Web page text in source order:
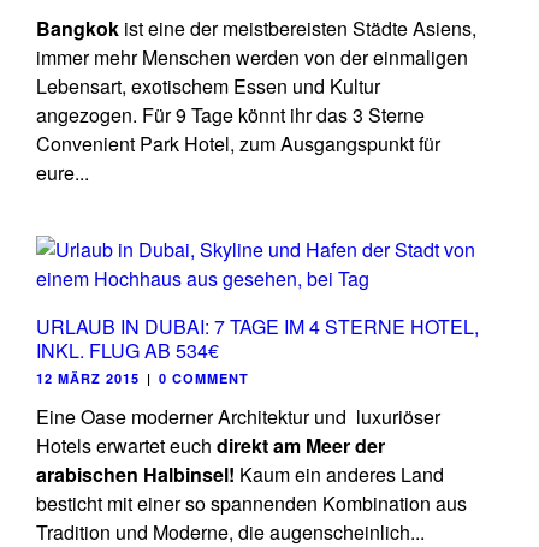
Bangkok ist eine der meistbereisten Städte Asiens,
immer mehr Menschen werden von der einmaligen
Lebensart, exotischem Essen und Kultur
angezogen. Für 9 Tage könnt ihr das 3 Sterne
Convenient Park Hotel, zum Ausgangspunkt für
eure...
URLAUB IN DUBAI: 7 TAGE IM 4 STERNE HOTEL,
INKL. FLUG AB 534€
12 MÄRZ 2015 | 0 COMMENT
Eine Oase moderner Architektur und luxuriöser
Hotels erwartet euch direkt am Meer der
arabischen Halbinsel! Kaum ein anderes Land
besticht mit einer so spannenden Kombination aus
Tradition und Moderne, die augenscheinlich...